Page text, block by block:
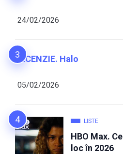
24/02/2026
RECENZIE. Halo
05/02/2026
LISTE
HBO Max.
loc în 2026